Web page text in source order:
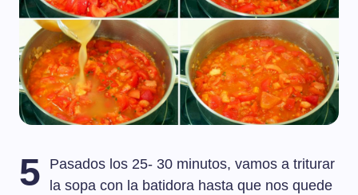
5
Pasados los 25- 30 minutos, vamos a triturar
la sopa con la batidora hasta que nos quede